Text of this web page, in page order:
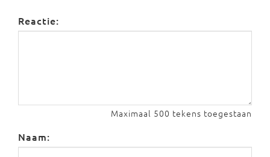
Reactie:
Maximaal 500 tekens toegestaan
Naam: